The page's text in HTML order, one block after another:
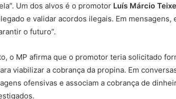
Um dos alvos é o promotor Luís Márcio
e validar acordos ilegais. Em mensagens,
o futuro”.
o MP afirma que o promotor teria solicitado
viabilizar a cobrança da propina. Em
ofensivas e associam a cobrança de